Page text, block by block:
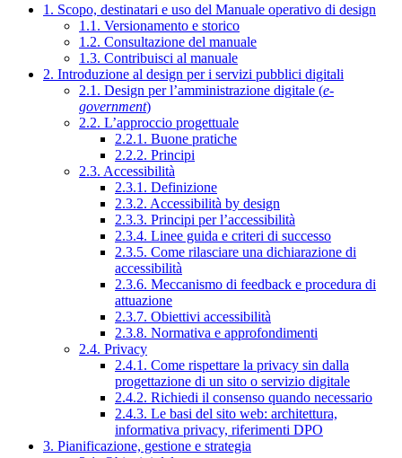
1. Scopo, destinatari e uso del Manuale operativo di design
1.1. Versionamento e storico
1.2. Consultazione del manuale
1.3. Contribuisci al manuale
2. Introduzione al design per i servizi pubblici digitali
2.1. Design per l’amministrazione digitale (e-
government)
2.2. L’approccio progettuale
2.2.1. Buone pratiche
2.2.2. Principi
2.3. Accessibilità
2.3.1. Definizione
2.3.2. Accessibilità by design
2.3.3. Principi per l’accessibilità
2.3.4. Linee guida e criteri di successo
2.3.5. Come rilasciare una dichiarazione di
accessibilità
2.3.6. Meccanismo di feedback e procedura di
attuazione
2.3.7. Obiettivi accessibilità
2.3.8. Normativa e approfondimenti
2.4. Privacy
2.4.1. Come rispettare la privacy sin dalla
progettazione di un sito o servizio digitale
2.4.2. Richiedi il consenso quando necessario
2.4.3. Le basi del sito web: architettura,
informativa privacy, riferimenti DPO
3. Pianificazione, gestione e strategia